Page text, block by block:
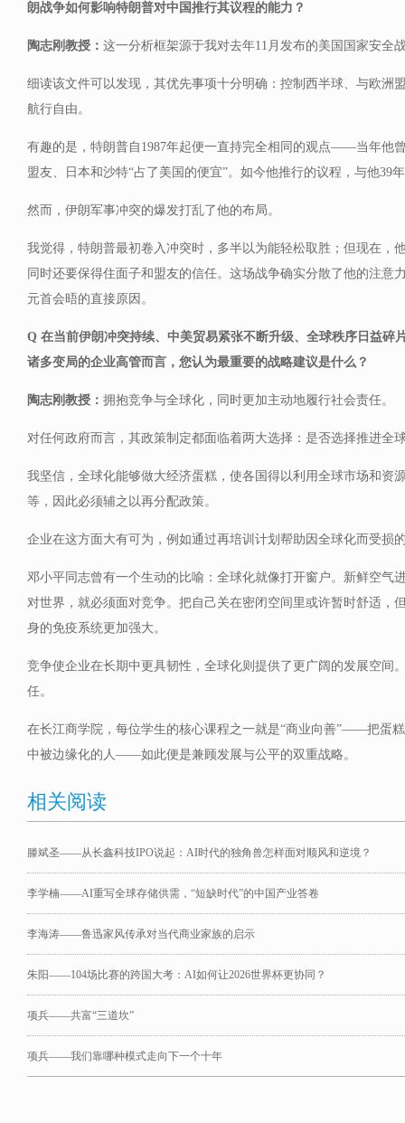
朗战争如何影响特朗普对中国推行其议程的能力？
陶志刚教授： 这一分析框架源于我对去年11月发布的美国国家安全
细读该文件可以发现，其优先事项十分明确：控制西半球、与欧洲
航行自由。
有趣的是，特朗普自1987年起便一直持完全相同的观点——当年他
盟友、日本和沙特“占了美国的便宜”。如今他推行的议程，与他39
然而，伊朗军事冲突的爆发打乱了他的布局。
我觉得，特朗普最初卷入冲突时，多半以为能轻松取胜；但现在，
同时还要保得住面子和盟友的信任。这场战争确实分散了他的注
元首会晤的直接原因。
Q 在当前伊朗冲突持续、中美贸易紧张不断升级、全球秩序日益碎
诸多变局的企业高管而言，您认为最重要的战略建议是什么？
陶志刚教授： 拥抱竞争与全球化，同时更加主动地履行社会责任。
对任何政府而言，其政策制定都面临着两大选择：是否选择推进全
我坚信，全球化能够做大经济蛋糕，使各国得以利用全球市场和资
等，因此必须辅之以再分配政策。
企业在这方面大有可为，例如通过再培训计划帮助因全球化而受损
邓小平同志曾有一个生动的比喻：全球化就像打开窗户。新鲜空气
对世界，就必须面对竞争。把自己关在密闭空间里或许暂时舒适，
身的免疫系统更加强大。
竞争使企业在长期中更具韧性，全球化则提供了更广阔的发展空间
任。
在长江商学院，每位学生的核心课程之一就是“商业向善”——把蛋
中被边缘化的人——如此便是兼顾发展与公平的双重战略。
相关阅读
滕斌圣——从长鑫科技IPO说起：AI时代的独角兽怎样面对顺风和逆境？
李学楠——AI重写全球存储供需，“短缺时代”的中国产业答卷
李海涛——鲁迅家风传承对当代商业家族的启示
朱阳——104场比赛的跨国大考：AI如何让2026世界杯更协同？
项兵——共富“三道坎”
项兵——我们靠哪种模式走向下一个十年